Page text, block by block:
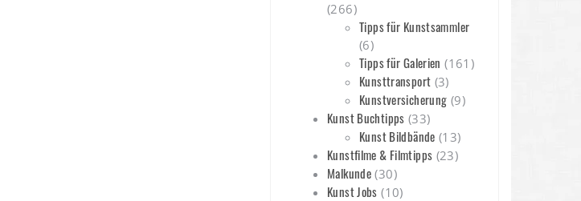
(266)
Tipps für Kunstsammler
(6)
Tipps für Galerien (161)
Kunsttransport (3)
Kunstversicherung (9)
Kunst Buchtipps (33)
Kunst Bildbände (13)
Kunstfilme & Filmtipps (23)
Malkunde (30)
Kunst Jobs (10)